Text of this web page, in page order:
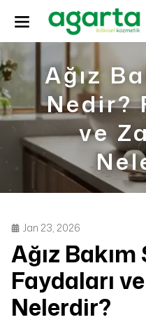
Ağız
Nedir?
ve
Jan 23, 2026
Ağız
Faydaları
Nelerdir?